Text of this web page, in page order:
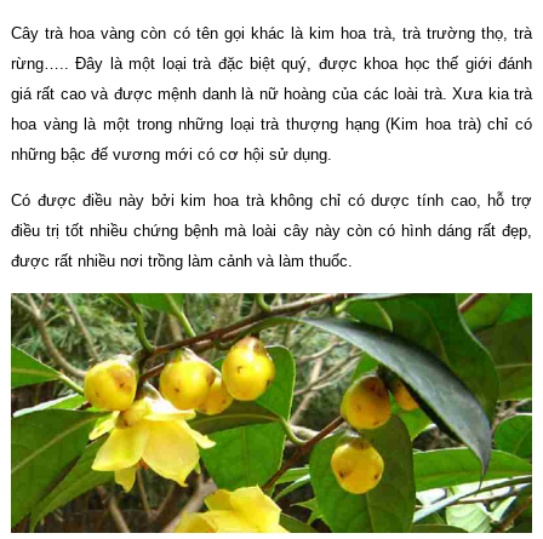
Cây trà hoa vàng còn có tên gọi khác là kim hoa trà, trà trường thọ, trà
rừng….. Đây là một loại trà đặc biệt quý, được khoa học thế giới đánh
giá rất cao và được mệnh danh là nữ hoàng của các loài trà. Xưa kia trà
hoa vàng là một trong những loại trà thượng hạng (Kim hoa trà) chỉ có
những bậc đế vương mới có cơ hội sử dụng.
Có được điều này bởi kim hoa trà không chỉ có dược tính cao, hỗ trợ
điều trị tốt nhiều chứng bệnh mà loài cây này còn có hình dáng rất đẹp,
được rất nhiều nơi trồng làm cảnh và làm thuốc.